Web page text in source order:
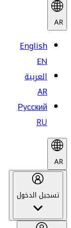
AR
English
EN
العربية
AR
Русский
RU
AR
تسجيل الدخول